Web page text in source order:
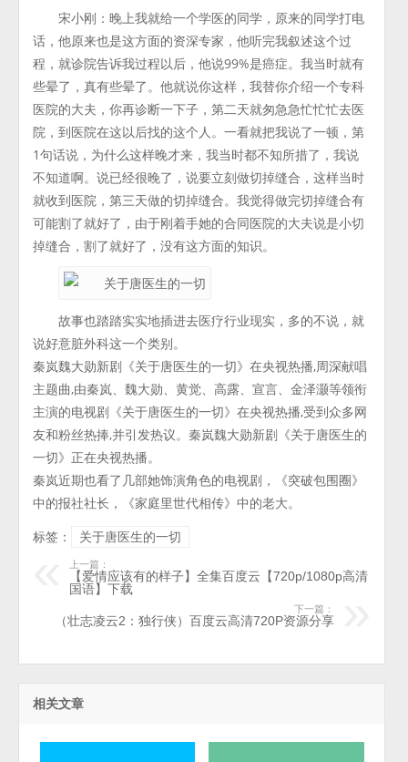
宋小刚：晚上我就给一个学医的同学，原来的同学打电
话，他原来也是这方面的资深专家，他听完我叙述这个过
程，就诊院告诉我过程以后，他说99%是癌症。我当时就有
些晕了，真有些晕了。他就说你这样，我替你介绍一个专科
医院的大夫，你再诊断一下子，第二天就匆急急忙忙忙去医
院，到医院在这以后找的这个人。一看就把我说了一顿，第
1句话说，为什么这样晚才来，我当时都不知所措了，我说
不知道啊。说已经很晚了，说要立刻做切掉缝合，这样当时
就收到医院，第三天做的切掉缝合。我觉得做完切掉缝合有
可能割了就好了，由于刚着手她的合同医院的大夫说是小切
掉缝合，割了就好了，没有这方面的知识。
故事也踏踏实实地插进去医疗行业现实，多的不说，就
说好意脏外科这一个类别。
秦岚魏大勋新剧《关于唐医生的一切》在央视热播,周深献唱
主题曲,由秦岚、魏大勋、黄觉、高露、宣言、金泽灏等领衔
主演的电视剧《关于唐医生的一切》在央视热播,受到众多网
友和粉丝热捧,并引发热议。秦岚魏大勋新剧《关于唐医生的
一切》正在央视热播。
秦岚近期也看了几部她饰演角色的电视剧，《突破包围圈》
中的报社社长，《家庭里世代相传》中的老大。
标签：
关于唐医生的一切
上一篇：
【爱情应该有的样子】全集百度云【720p/1080p高清
国语】下载
下一篇：
（壮志凌云2：独行侠）百度云高清720P资源分享
相关文章